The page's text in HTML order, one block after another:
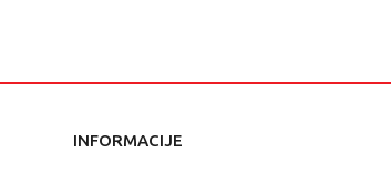
INFORMACIJE